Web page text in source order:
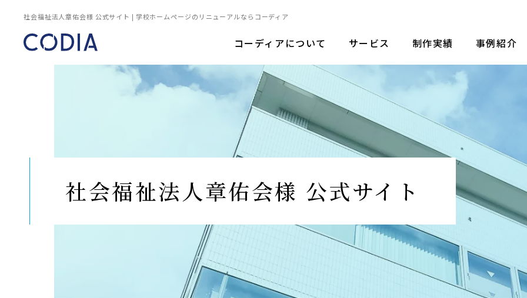
社会福祉法人章佑会様 公式サイト | 学校ホームページのリニューアルならコーディア
コーディアについて サービス 制作実績 事例紹介
社会福祉法人章佑会様 公式サイト